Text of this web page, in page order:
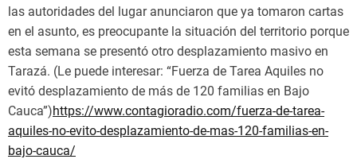
las autoridades del lugar anunciaron que ya tomaron cartas
en el asunto, es preocupante la situación del territorio porque
esta semana se presentó otro desplazamiento masivo en
Tarazá. (Le puede interesar: “Fuerza de Tarea Aquiles no
evitó desplazamiento de más de 120 familias en Bajo
Cauca”)https://www.contagioradio.com/fuerza-de-tarea-
aquiles-no-evito-desplazamiento-de-mas-120-familias-en-
bajo-cauca/